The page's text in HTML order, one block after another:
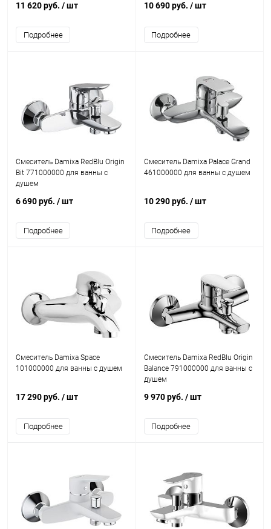
11 620 руб. / шт
Подробнее
10 690 руб. / шт
Подробнее
Смеситель Damixa RedBlu Origin
Bit 771000000 для ванны с
душем
6 690 руб. / шт
Подробнее
Смеситель Damixa Palace Grand
461000000 для ванны с душем
10 290 руб. / шт
Подробнее
Смеситель Damixa Space
101000000 для ванны с душем
17 290 руб. / шт
Подробнее
Смеситель Damixa RedBlu Origin
Balance 791000000 для ванны с
душем
9 970 руб. / шт
Подробнее